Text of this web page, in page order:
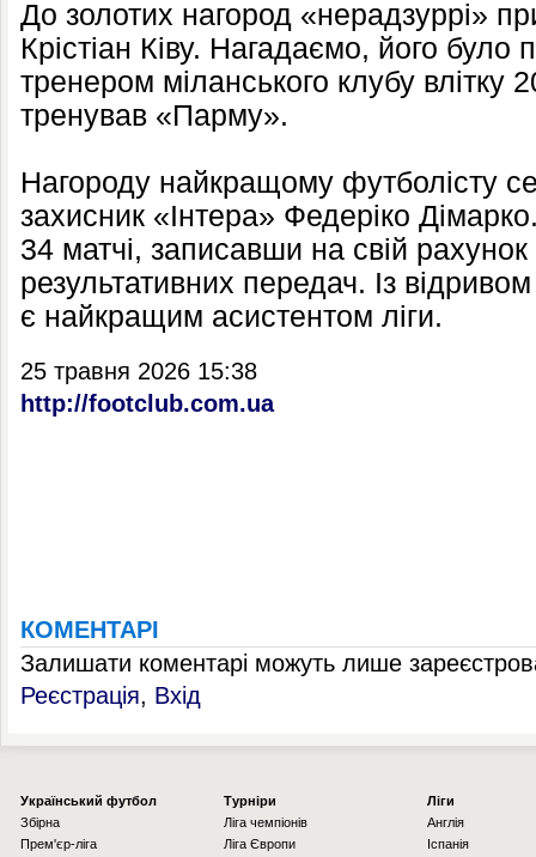
До золотих нагород «нерадзуррі»
Крістіан Ківу. Нагадаємо, його було
тренером міланського клубу влітку
тренував «Парму».
Нагороду найкращому футболісту
захисник «Інтера» Федеріко
34 матчі, записавши на свій рахунок
результативних передач. Із
є найкращим асистентом ліги.
25 травня 2026 15:38
http://footclub.com.ua
КОМЕНТАРІ
Залишати коментарі можуть лише
Реєстрація, Вхід
Українcький футбол
Збірна
Прем'єр-ліга
Турніри
Ліга чемпіонів
Ліга Європи
Ліги
Англія
Іспанія